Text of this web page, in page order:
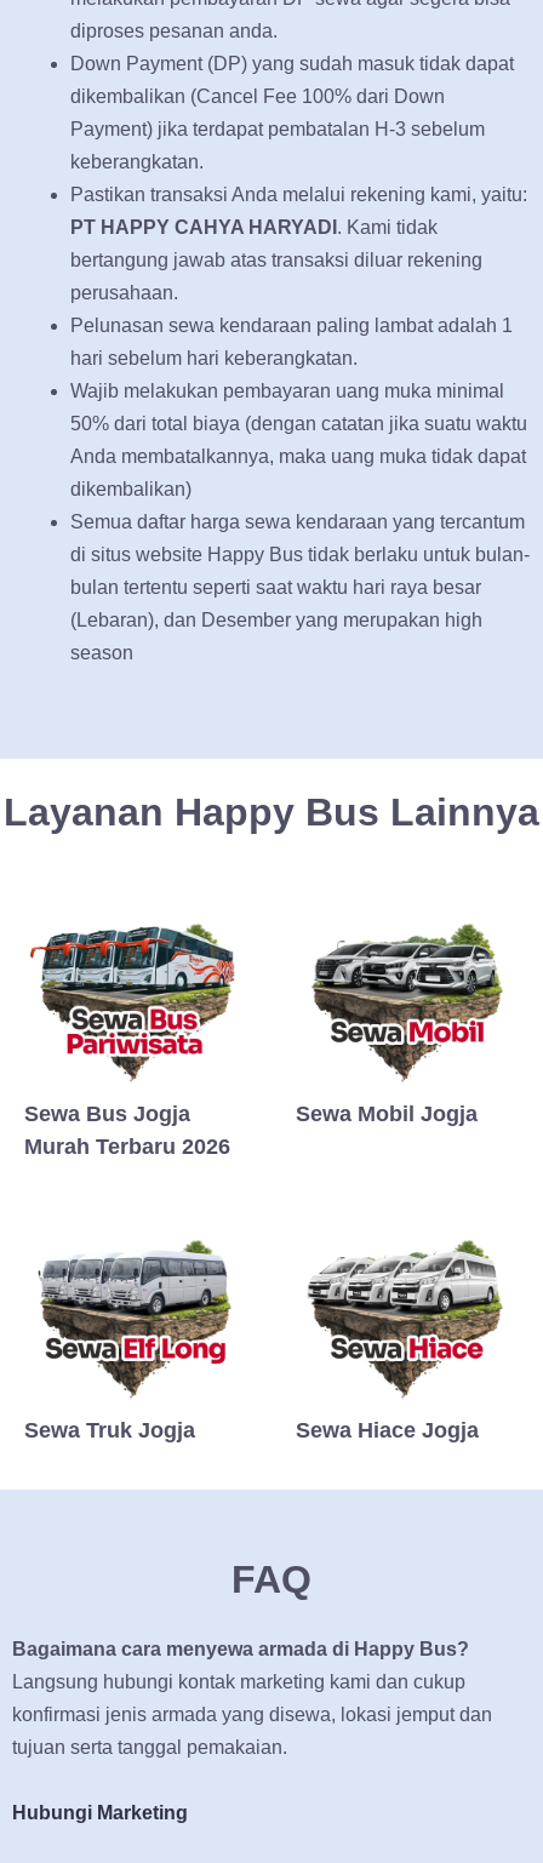
diproses pesanan anda.
Down Payment (DP) yang sudah masuk tidak dapat
dikembalikan (Cancel Fee 100% dari Down
Payment) jika terdapat pembatalan H-3 sebelum
keberangkatan.
Pastikan transaksi Anda melalui rekening kami, yaitu:
PT HAPPY CAHYA HARYADI . Kami tidak
bertangung jawab atas transaksi diluar rekening
perusahaan.
Pelunasan sewa kendaraan paling lambat adalah 1
hari sebelum hari keberangkatan.
Wajib melakukan pembayaran uang muka minimal
50% dari total biaya (dengan catatan jika suatu waktu
Anda membatalkannya, maka uang muka tidak dapat
dikembalikan)
Semua daftar harga sewa kendaraan yang tercantum
di situs website Happy Bus tidak berlaku untuk bulan-
bulan tertentu seperti saat waktu hari raya besar
(Lebaran), dan Desember yang merupakan high
season
Layanan Happy Bus Lainnya
Sewa Bus Jogja
Murah Terbaru 2026
Sewa Mobil Jogja
Sewa Truk Jogja Sewa Hiace Jogja
FAQ
Bagaimana cara menyewa armada di Happy Bus?
Langsung hubungi kontak marketing kami dan cukup
konfirmasi jenis armada yang disewa, lokasi jemput dan
tujuan serta tanggal pemakaian.
Hubungi Marketing